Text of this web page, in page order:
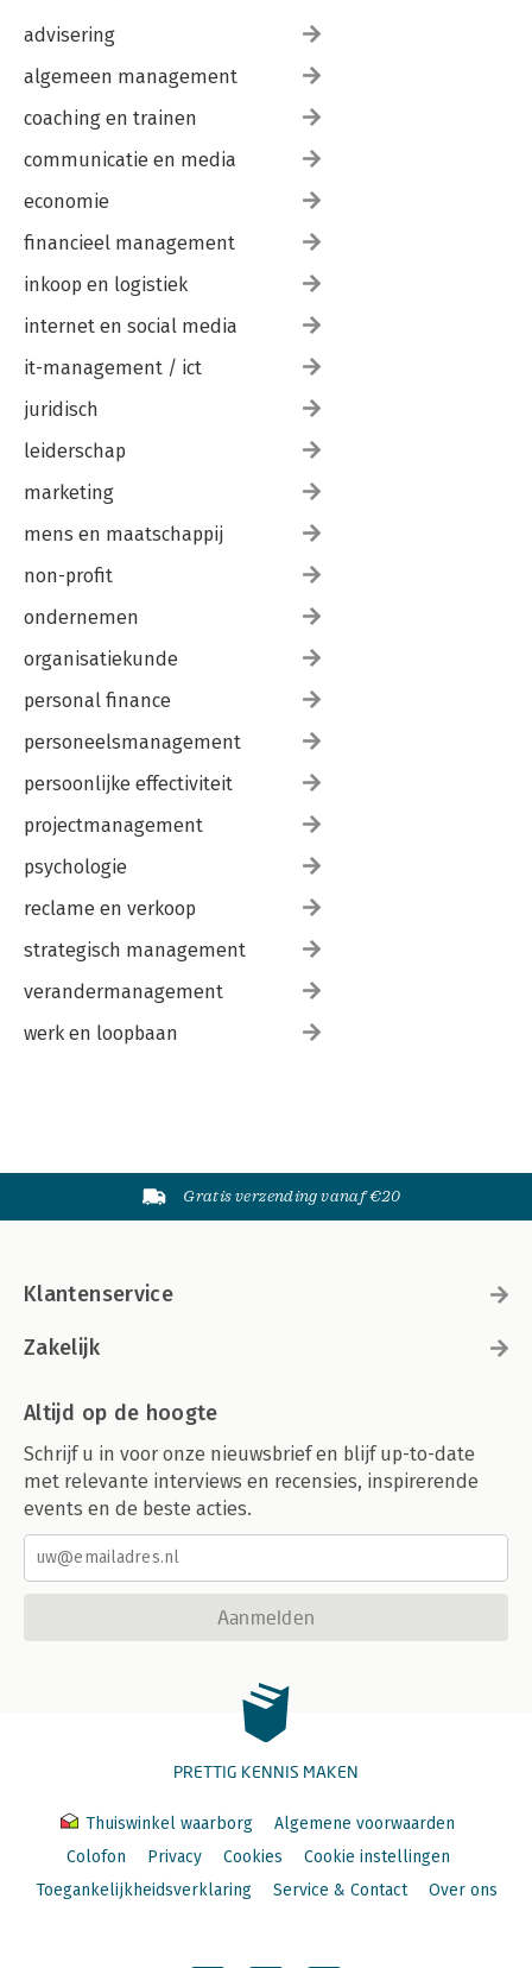
advisering
algemeen management
coaching en trainen
communicatie en media
economie
financieel management
inkoop en logistiek
internet en social media
it-management / ict
juridisch
leiderschap
marketing
mens en maatschappij
non-profit
ondernemen
organisatiekunde
personal finance
personeelsmanagement
persoonlijke effectiviteit
projectmanagement
psychologie
reclame en verkoop
strategisch management
verandermanagement
werk en loopbaan
Gratis verzending vanaf €20
Klantenservice
Zakelijk
Altijd op de hoogte
Schrijf u in voor onze nieuwsbrief en blijf up-to-date
met relevante interviews en recensies, inspirerende
events en de beste acties.
Aanmelden
PRETTIG KENNIS MAKEN
Thuiswinkel waarborg
Algemene voorwaarden
Colofon
Privacy Cookies
Cookie instellingen
Toegankelijkheidsverklaring
Service & Contact Over ons